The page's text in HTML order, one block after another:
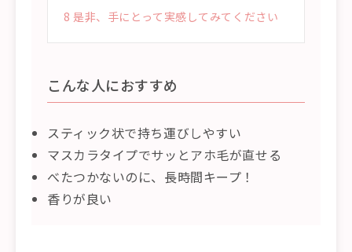
8 是非、手にとって実感してみてください
こんな人におすすめ
スティック状で持ち運びしやすい
マスカラタイプでサッとアホ毛が直せる
べたつかないのに、長時間キープ！
香りが良い